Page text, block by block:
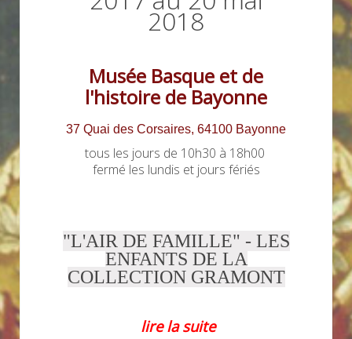
2018
Musée Basque et de
l'histoire de Bayonne
37 Quai des Corsaires, 64100 Bayonne
tous les jours de 10h30 à 18h00
fermé les lundis et jours fériés
"L'AIR DE FAMILLE" - LES
ENFANTS DE LA
COLLECTION GRAMONT
lire la suite